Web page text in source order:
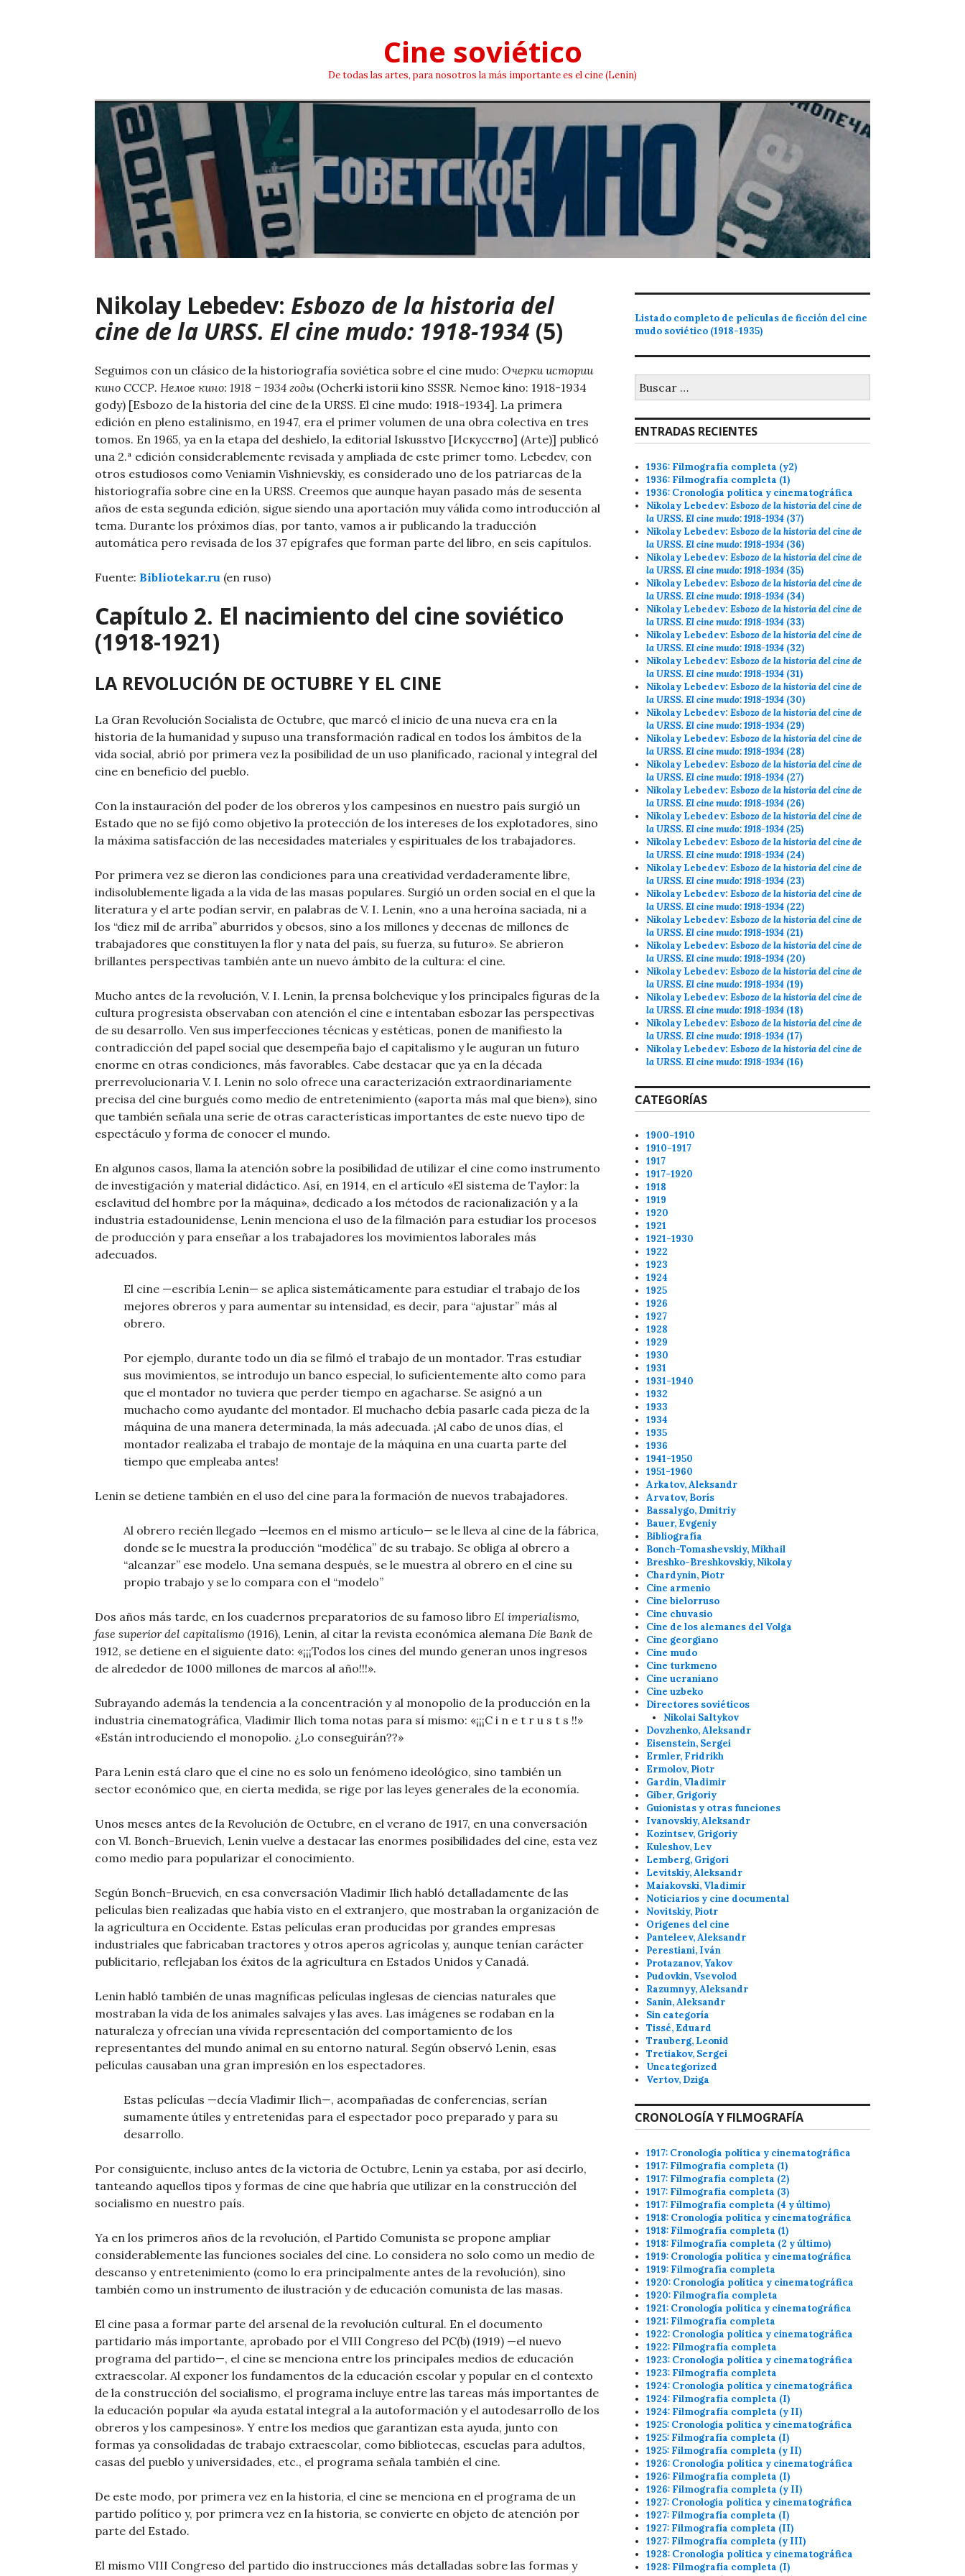
Cine soviético
De todas las artes, para nosotros la más importante es el cine (Lenin)
Nikolay Lebedev: Esbozo de la historia del
cine de la URSS. El cine mudo: 1918-1934 (5)
Seguimos con un clásico de la historiografía soviética sobre el cine mudo: Очерки истории
кино СССР. Немое кино: 1918 – 1934 годы (Ocherki istorii kino SSSR. Nemoe kino: 1918-1934
gody) [Esbozo de la historia del cine de la URSS. El cine mudo: 1918-1934]. La primera
edición en pleno estalinismo, en 1947, era el primer volumen de una obra colectiva en tres
tomos. En 1965, ya en la etapa del deshielo, la editorial Iskusstvo [Искусство] (Arte)] publicó
una 2.ª edición considerablemente revisada y ampliada de este primer tomo. Lebedev, con
otros estudiosos como Veniamin Vishnievskiy, es considerado uno de los patriarcas de la
historiografía sobre cine en la URSS. Creemos que aunque hayan pasado más de sesenta
años de esta segunda edición, sigue siendo una aportación muy válida como introducción al
tema. Durante los próximos días, por tanto, vamos a ir publicando la traducción
automática pero revisada de los 37 epígrafes que forman parte del libro, en seis capítulos.
Fuente: Bibliotekar.ru (en ruso)
Capítulo 2. El nacimiento del cine soviético
(1918-1921)
LA REVOLUCIÓN DE OCTUBRE Y EL CINE
La Gran Revolución Socialista de Octubre, que marcó el inicio de una nueva era en la
historia de la humanidad y supuso una transformación radical en todos los ámbitos de la
vida social, abrió por primera vez la posibilidad de un uso planificado, racional y integral del
cine en beneficio del pueblo.
Con la instauración del poder de los obreros y los campesinos en nuestro país surgió un
Estado que no se fijó como objetivo la protección de los intereses de los explotadores, sino
la máxima satisfacción de las necesidades materiales y espirituales de los trabajadores.
Por primera vez se dieron las condiciones para una creatividad verdaderamente libre,
indisolublemente ligada a la vida de las masas populares. Surgió un orden social en el que la
literatura y el arte podían servir, en palabras de V. I. Lenin, «no a una heroína saciada, ni a
los “diez mil de arriba” aburridos y obesos, sino a los millones y decenas de millones de
trabajadores que constituyen la flor y nata del país, su fuerza, su futuro». Se abrieron
brillantes perspectivas también ante un nuevo ámbito de la cultura: el cine.
Mucho antes de la revolución, V. I. Lenin, la prensa bolchevique y los principales figuras de la
cultura progresista observaban con atención el cine e intentaban esbozar las perspectivas
de su desarrollo. Ven sus imperfecciones técnicas y estéticas, ponen de manifiesto la
contradicción del papel social que desempeña bajo el capitalismo y le auguran un futuro
enorme en otras condiciones, más favorables. Cabe destacar que ya en la década
prerrevolucionaria V. I. Lenin no solo ofrece una caracterización extraordinariamente
precisa del cine burgués como medio de entretenimiento («aporta más mal que bien»), sino
que también señala una serie de otras características importantes de este nuevo tipo de
espectáculo y forma de conocer el mundo.
En algunos casos, llama la atención sobre la posibilidad de utilizar el cine como instrumento
de investigación y material didáctico. Así, en 1914, en el artículo «El sistema de Taylor: la
esclavitud del hombre por la máquina», dedicado a los métodos de racionalización y a la
industria estadounidense, Lenin menciona el uso de la filmación para estudiar los procesos
de producción y para enseñar a los trabajadores los movimientos laborales más
adecuados.
El cine —escribía Lenin— se aplica sistemáticamente para estudiar el trabajo de los
mejores obreros y para aumentar su intensidad, es decir, para “ajustar” más al
obrero.
Por ejemplo, durante todo un día se filmó el trabajo de un montador. Tras estudiar
sus movimientos, se introdujo un banco especial, lo suficientemente alto como para
que el montador no tuviera que perder tiempo en agacharse. Se asignó a un
muchacho como ayudante del montador. El muchacho debía pasarle cada pieza de la
máquina de una manera determinada, la más adecuada. ¡Al cabo de unos días, el
montador realizaba el trabajo de montaje de la máquina en una cuarta parte del
tiempo que empleaba antes!
Lenin se detiene también en el uso del cine para la formación de nuevos trabajadores.
Al obrero recién llegado —leemos en el mismo artículo— se le lleva al cine de la fábrica,
donde se le muestra la producción “modélica” de su trabajo. Se obliga al obrero a
“alcanzar” ese modelo. Una semana después, se le muestra al obrero en el cine su
propio trabajo y se lo compara con el “modelo”
Dos años más tarde, en los cuadernos preparatorios de su famoso libro El imperialismo,
fase superior del capitalismo (1916), Lenin, al citar la revista económica alemana Die Bank de
1912, se detiene en el siguiente dato: «¡¡¡Todos los cines del mundo generan unos ingresos
de alrededor de 1000 millones de marcos al año!!!».
Subrayando además la tendencia a la concentración y al monopolio de la producción en la
industria cinematográfica, Vladimir Ilich toma notas para sí mismo: «¡¡¡C i n e t r u s t s !!»
«Están introduciendo el monopolio. ¿Lo conseguirán??»
Para Lenin está claro que el cine no es solo un fenómeno ideológico, sino también un
sector económico que, en cierta medida, se rige por las leyes generales de la economía.
Unos meses antes de la Revolución de Octubre, en el verano de 1917, en una conversación
con Vl. Bonch-Bruevich, Lenin vuelve a destacar las enormes posibilidades del cine, esta vez
como medio para popularizar el conocimiento.
Según Bonch-Bruevich, en esa conversación Vladimir Ilich habló detalladamente de las
películas bien realizadas que había visto en el extranjero, que mostraban la organización de
la agricultura en Occidente. Estas películas eran producidas por grandes empresas
industriales que fabricaban tractores y otros aperos agrícolas y, aunque tenían carácter
publicitario, reflejaban los éxitos de la agricultura en Estados Unidos y Canadá.
Lenin habló también de unas magníficas películas inglesas de ciencias naturales que
mostraban la vida de los animales salvajes y las aves. Las imágenes se rodaban en la
naturaleza y ofrecían una vívida representación del comportamiento de los
representantes del mundo animal en su entorno natural. Según observó Lenin, esas
películas causaban una gran impresión en los espectadores.
Estas películas —decía Vladimir Ilich—, acompañadas de conferencias, serían
sumamente útiles y entretenidas para el espectador poco preparado y para su
desarrollo.
Por consiguiente, incluso antes de la victoria de Octubre, Lenin ya estaba, por así decirlo,
tanteando aquellos tipos y formas de cine que habría que utilizar en la construcción del
socialismo en nuestro país.
Ya en los primeros años de la revolución, el Partido Comunista se propone ampliar
considerablemente las funciones sociales del cine. Lo considera no solo como un medio de
descanso y entretenimiento (como lo era principalmente antes de la revolución), sino
también como un instrumento de ilustración y de educación comunista de las masas.
El cine pasa a formar parte del arsenal de la revolución cultural. En el documento
partidario más importante, aprobado por el VIII Congreso del PC(b) (1919) —el nuevo
programa del partido—, el cine se menciona entre los principales medios de educación
extraescolar. Al exponer los fundamentos de la educación escolar y popular en el contexto
de la construcción del socialismo, el programa incluye entre las tareas más importantes de
la educación popular «la ayuda estatal integral a la autoformación y el autodesarrollo de los
obreros y los campesinos». Y entre los medios que garantizan esta ayuda, junto con
formas ya consolidadas de trabajo extraescolar, como bibliotecas, escuelas para adultos,
casas del pueblo y universidades, etc., el programa señala también el cine.
De este modo, por primera vez en la historia, el cine se menciona en el programa de un
partido político y, por primera vez en la historia, se convierte en objeto de atención por
parte del Estado.
El mismo VIII Congreso del partido dio instrucciones más detalladas sobre las formas y
Listado completo de películas de ficción del cine
mudo soviético (1918-1935)
ENTRADAS RECIENTES
1936: Filmografía completa (y2)
1936: Filmografía completa (1)
1936: Cronología política y cinematográfica
Nikolay Lebedev:Esbozo de la historia del cine de
la URSS. El cine mudo: 1918-1934 (37)
Nikolay Lebedev:Esbozo de la historia del cine de
la URSS. El cine mudo: 1918-1934 (36)
Nikolay Lebedev:Esbozo de la historia del cine de
la URSS. El cine mudo: 1918-1934 (35)
Nikolay Lebedev:Esbozo de la historia del cine de
la URSS. El cine mudo: 1918-1934 (34)
Nikolay Lebedev:Esbozo de la historia del cine de
la URSS. El cine mudo: 1918-1934 (33)
Nikolay Lebedev:Esbozo de la historia del cine de
la URSS. El cine mudo: 1918-1934 (32)
Nikolay Lebedev:Esbozo de la historia del cine de
la URSS. El cine mudo: 1918-1934 (31)
Nikolay Lebedev:Esbozo de la historia del cine de
la URSS. El cine mudo: 1918-1934 (30)
Nikolay Lebedev:Esbozo de la historia del cine de
la URSS. El cine mudo: 1918-1934 (29)
Nikolay Lebedev:Esbozo de la historia del cine de
la URSS. El cine mudo: 1918-1934 (28)
Nikolay Lebedev:Esbozo de la historia del cine de
la URSS. El cine mudo: 1918-1934 (27)
Nikolay Lebedev:Esbozo de la historia del cine de
la URSS. El cine mudo: 1918-1934 (26)
Nikolay Lebedev:Esbozo de la historia del cine de
la URSS. El cine mudo: 1918-1934 (25)
Nikolay Lebedev:Esbozo de la historia del cine de
la URSS. El cine mudo: 1918-1934 (24)
Nikolay Lebedev:Esbozo de la historia del cine de
la URSS. El cine mudo: 1918-1934 (23)
Nikolay Lebedev:Esbozo de la historia del cine de
la URSS. El cine mudo: 1918-1934 (22)
Nikolay Lebedev:Esbozo de la historia del cine de
la URSS. El cine mudo: 1918-1934 (21)
Nikolay Lebedev:Esbozo de la historia del cine de
la URSS. El cine mudo: 1918-1934 (20)
Nikolay Lebedev:Esbozo de la historia del cine de
la URSS. El cine mudo: 1918-1934 (19)
Nikolay Lebedev:Esbozo de la historia del cine de
la URSS. El cine mudo: 1918-1934 (18)
Nikolay Lebedev:Esbozo de la historia del cine de
la URSS. El cine mudo: 1918-1934 (17)
Nikolay Lebedev:Esbozo de la historia del cine de
la URSS. El cine mudo: 1918-1934 (16)
CATEGORÍAS
1900-1910
1910-1917
1917
1917-1920
1918
1919
1920
1921
1921-1930
1922
1923
1924
1925
1926
1927
1928
1929
1930
1931
1931-1940
1932
1933
1934
1935
1936
1941-1950
1951-1960
Arkatov, Aleksandr
Arvatov, Borís
Bassalygo, Dmitriy
Bauer, Evgeniy
Bibliografía
Bonch-Tomashevskiy, Mikhail
Breshko-Breshkovskiy, Nikolay
Chardynin, Piotr
Cine armenio
Cine bielorruso
Cine chuvasio
Cine de los alemanes del Volga
Cine georgiano
Cine mudo
Cine turkmeno
Cine ucraniano
Cine uzbeko
Directores soviéticos
Nikolai Saltykov
Dovzhenko, Aleksandr
Eisenstein, Sergei
Ermler, Fridrikh
Ermolov, Piotr
Gardin, Vladimir
Giber, Grigoriy
Guionistas y otras funciones
Ivanovskiy, Aleksandr
Kozintsev, Grigoriy
Kuleshov, Lev
Lemberg, Grigori
Levitskiy, Aleksandr
Maiakovski, Vladimir
Noticiarios y cine documental
Novitskiy, Piotr
Orígenes del cine
Panteleev, Aleksandr
Perestiani, Iván
Protazanov, Yakov
Pudovkin, Vsevolod
Razumnyy, Aleksandr
Sanin, Aleksandr
Sin categoría
Tissé, Eduard
Trauberg, Leonid
Tretiakov, Sergei
Uncategorized
Vertov, Dziga
CRONOLOGÍA Y FILMOGRAFÍA
1917: Cronología política y cinematográfica
1917: Filmografía completa (1)
1917: Filmografía completa (2)
1917: Filmografía completa (3)
1917: Filmografía completa (4 y último)
1918: Cronología política y cinematográfica
1918: Filmografía completa (1)
1918: Filmografía completa (2 y último)
1919: Cronología política y cinematográfica
1919: Filmografía completa
1920: Cronología política y cinematográfica
1920: Filmografía completa
1921: Cronología política y cinematográfica
1921: Filmografía completa
1922: Cronología política y cinematográfica
1922: Filmografía completa
1923: Cronología política y cinematográfica
1923: Filmografía completa
1924: Cronología política y cinematográfica
1924: Filmografía completa (I)
1924: Filmografía completa (y II)
1925: Cronología política y cinematográfica
1925: Filmografía completa (I)
1925: Filmografía completa (y II)
1926: Cronología política y cinematográfica
1926: Filmografía completa (I)
1926: Filmografía completa (y II)
1927: Cronología política y cinematográfica
1927: Filmografía completa (I)
1927: Filmografía completa (II)
1927: Filmografía completa (y III)
1928: Cronología política y cinematográfica
1928: Filmografía completa (I)